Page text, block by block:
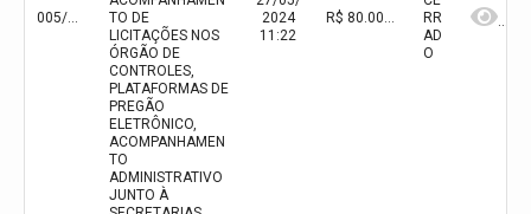
005/2024
TO DE
LICITAÇÕES NOS
ÓRGÃO DE
CONTROLES,
PLATAFORMAS DE
PREGÃO
ELETRÔNICO,
ACOMPANHAMEN
TO
ADMINISTRATIVO
JUNTO À
2024
11:22
R$ 80.000,00(valor inicial) R$ 80.000,00(valor atualizado)
RR
AD
O